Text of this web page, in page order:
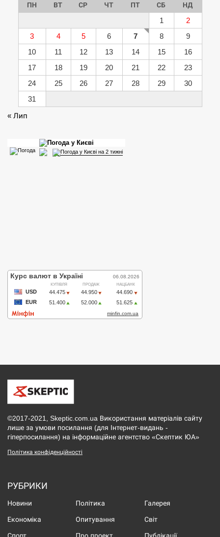
ПН ВТ СР ЧТ ПТ СБ НД
1
2
3
4 5 6 7 8
9
10
11 12 13 14 15
16
17
18 19 20 21 22
23
24
25 26 27 28 29
30
31
« Лип
©2017-2021, Skeptic.com.ua Використання матеріалів сайту
лише за умови посилання (для Інтернет-видань -
гіперпосилання) на інформаційне агентство «Скептик ЮА»
Політика конфіденційності
РУБРИКИ
Новини Політика Галерея
Економіка Опитування Світ